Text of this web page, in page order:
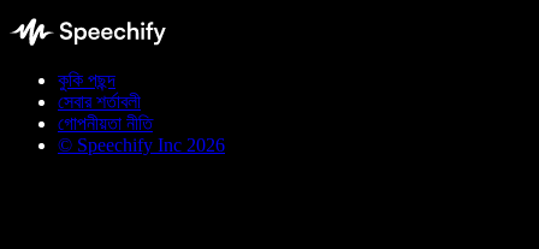
কুকি পছন্দ
সেবার শর্তাবলী
গোপনীয়তা নীতি
© Speechify Inc 2026